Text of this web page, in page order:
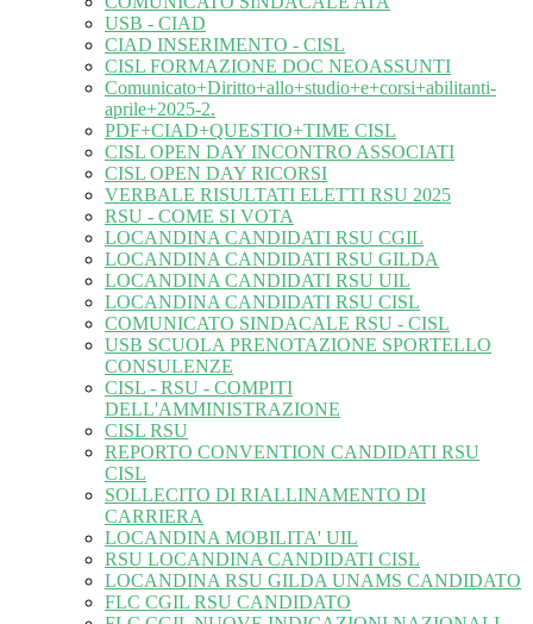
USB - CIAD
CIAD INSERIMENTO - CISL
CISL FORMAZIONE DOC NEOASSUNTI
Comunicato+Diritto+allo+studio+e+corsi+abilitanti-
aprile+2025-2.
PDF+CIAD+QUESTIO+TIME CISL
CISL OPEN DAY INCONTRO ASSOCIATI
CISL OPEN DAY RICORSI
VERBALE RISULTATI ELETTI RSU 2025
RSU - COME SI VOTA
LOCANDINA CANDIDATI RSU CGIL
LOCANDINA CANDIDATI RSU GILDA
LOCANDINA CANDIDATI RSU UIL
LOCANDINA CANDIDATI RSU CISL
COMUNICATO SINDACALE RSU - CISL
USB SCUOLA PRENOTAZIONE SPORTELLO
CONSULENZE
CISL - RSU - COMPITI
DELL'AMMINISTRAZIONE
CISL RSU
REPORTO CONVENTION CANDIDATI RSU
CISL
SOLLECITO DI RIALLINAMENTO DI
CARRIERA
LOCANDINA MOBILITA' UIL
RSU LOCANDINA CANDIDATI CISL
LOCANDINA RSU GILDA UNAMS CANDIDATO
FLC CGIL RSU CANDIDATO